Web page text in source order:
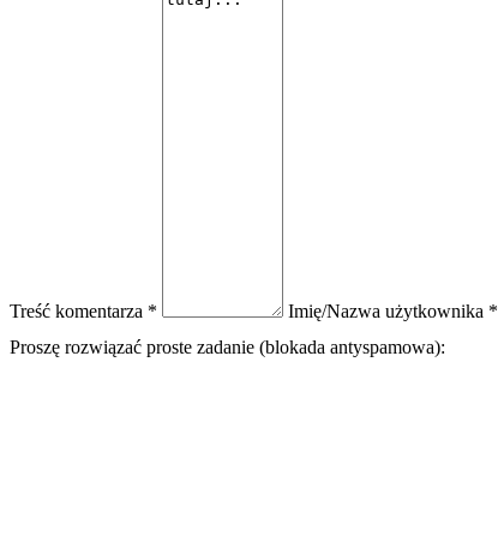
Treść komentarza * Imię/Nazwa użytkownika *
Proszę rozwiązać proste zadanie (blokada antyspamowa):